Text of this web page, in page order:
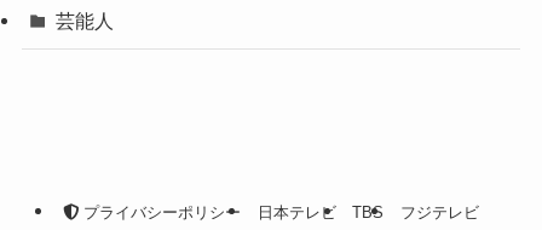
芸能人
プライバシーポリシー 日本テレビ TBS フジテレビ